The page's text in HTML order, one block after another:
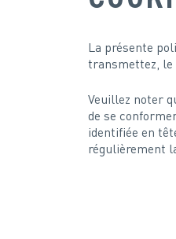
La présente
transmettez, le
Veuillez noter
de se
identifiée en
régulièrement